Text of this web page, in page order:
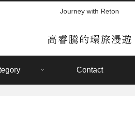
Journey with Reton
Contact